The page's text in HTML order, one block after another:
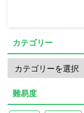
カテゴリー
難易度